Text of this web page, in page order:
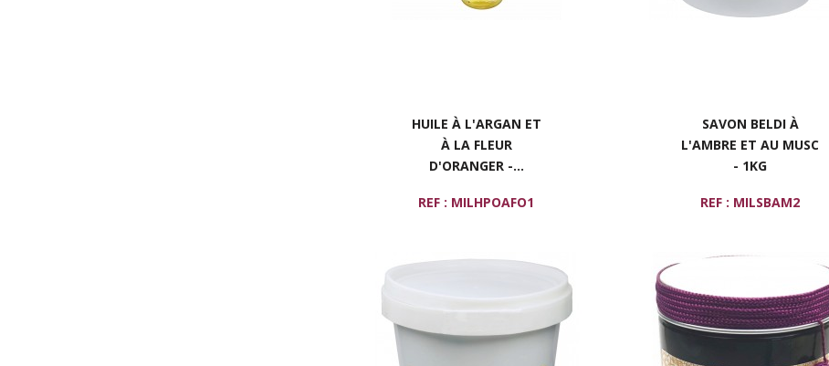
HUILE À L'ARGAN ET
À LA FLEUR
D'ORANGER -...
REF : MILHPOAFO1
SAVON BELDI À
L'AMBRE ET AU MUSC
- 1KG
REF : MILSBAM2